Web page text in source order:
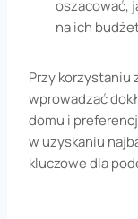
oszacować,
na ich
Przy korzystaniu
wprowadzać
domu i
w uzyskaniu
kluczowe dla